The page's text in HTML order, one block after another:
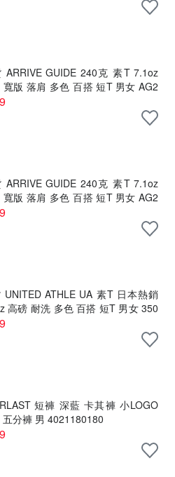
ARRIVE GUIDE 240克 素T 7.1oz
寬版 落肩 多色 百搭 短T 男女 AG2
L號賣場
ARRIVE GUIDE 240克 素T 7.1oz
寬版 落肩 多色 百搭 短T 男女 AG2
XL號賣場
UNITED ATHLE UA 素T 日本熱銷
高磅 耐洗 多色 百搭 短T 男女 350
XL號賣場
短褲 深藍 卡其褲 小LOGO
五分褲 男 4021180180